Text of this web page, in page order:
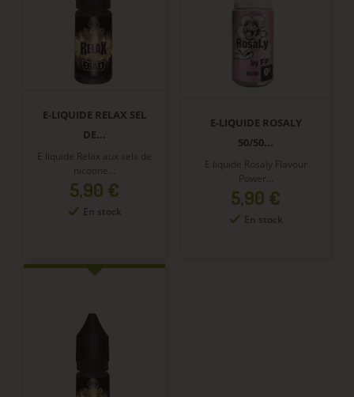
E-LIQUIDE RELAX SEL
DE...
E liquide Relax aux sels de
nicotine...
Prix
5,90 €
En stock
E-LIQUIDE ROSALY
50/50...
E liquide Rosaly Flavour
Power...
Prix
5,90 €
En stock